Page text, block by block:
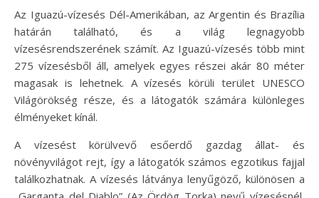
Az Iguazú-vízesés Dél-Amerikában, az Argentin és Brazília
határán található, és a világ legnagyobb
vízesésrendszerének számít. Az Iguazú-vízesés több mint
275 vízesésből áll, amelyek egyes részei akár 80 méter
magasak is lehetnek. A vízesés körüli terület UNESCO
Világörökség része, és a látogatók számára különleges
élményeket kínál.
A vízesést körülvevő esőerdő gazdag állat- és
növényvilágot rejt, így a látogatók számos egzotikus fajjal
találkozhatnak. A vízesés látványa lenyűgöző, különösen a